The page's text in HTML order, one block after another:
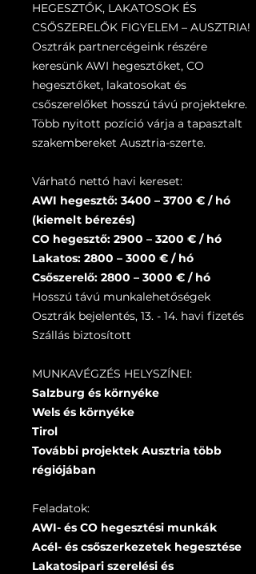
HEGESZTŐK, LAKATOSOK ÉS
CSŐSZERELŐK FIGYELEM – AUSZTRIA!
Osztrák partnercégeink részére
keresünk AWI hegesztőket, CO
hegesztőket, lakatosokat és
csőszerelőket hosszú távú projektekre.
Több nyitott pozíció várja a tapasztalt
szakembereket Ausztria-szerte.
Várható nettó havi kereset:
AWI hegesztő: 3400 – 3700 € / hó
(kiemelt bérezés)
CO hegesztő: 2900 – 3200 € / hó
Lakatos: 2800 – 3000 € / hó
Csőszerelő: 2800 – 3000 € / hó
Hosszú távú munkalehetőségek
Osztrák bejelentés, 13. - 14. havi fizetés
Szállás biztosított
MUNKAVÉGZÉS HELYSZÍNEI:
Salzburg és környéke
Wels és környéke
Tirol
További projektek Ausztria több
régiójában
Feladatok:
AWI- és CO hegesztési munkák
Acél- és csőszerkezetek hegesztése
Lakatosipari szerelési és